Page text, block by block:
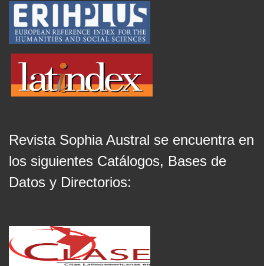
Revista Sophia Austral se encuentra en
los siguientes Catálogos, Bases de
Datos y Directorios: